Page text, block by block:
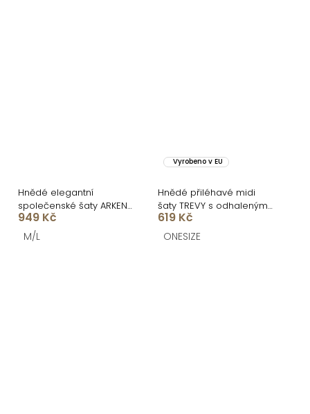
Hnědé elegantní
společenské šaty ARKENY
s ozdobou
949 Kč
M/L
Vyrobeno v EU
Hnědé přiléhavé midi
šaty TREVY s odhalenými
zády
619 Kč
ONESIZE